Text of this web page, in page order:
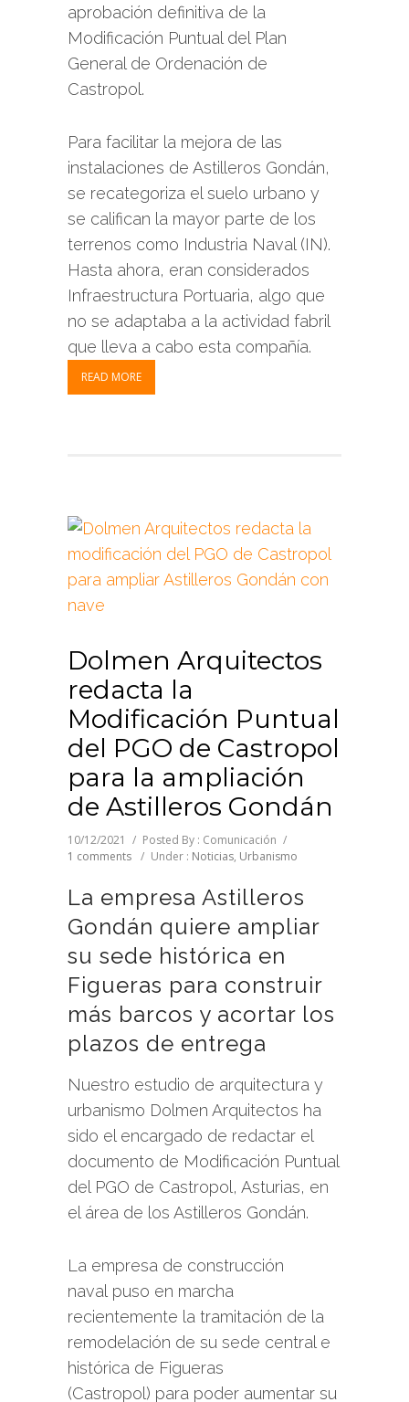
aprobación definitiva de la
Modificación Puntual del Plan
General de Ordenación de
Castropol.
Para facilitar la mejora de las
instalaciones de Astilleros Gondán,
se recategoriza el suelo urbano y
se califican la mayor parte de los
terrenos como Industria Naval (IN).
Hasta ahora, eran considerados
Infraestructura Portuaria, algo que
no se adaptaba a la actividad fabril
que lleva a cabo esta compañía.
READ MORE
Dolmen Arquitectos
redacta la
Modificación Puntual
del PGO de Castropol
para la ampliación
de Astilleros Gondán
10/12/2021 / Posted By : Comunicación /
1 comments / Under : Noticias, Urbanismo
La empresa Astilleros
Gondán quiere ampliar
su sede histórica en
Figueras para construir
más barcos y acortar los
plazos de entrega
Nuestro estudio de arquitectura y
urbanismo Dolmen Arquitectos ha
sido el encargado de redactar el
documento de Modificación Puntual
del PGO de Castropol, Asturias, en
el área de los Astilleros Gondán.
La empresa de construcción
naval puso en marcha
recientemente la tramitación de la
remodelación de su sede central e
histórica de Figueras
(Castropol) para poder aumentar su